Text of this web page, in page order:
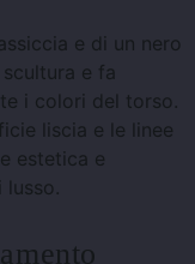
e di un nero
e fa
i colori del torso.
liscia e le linee
estetica e
lusso.